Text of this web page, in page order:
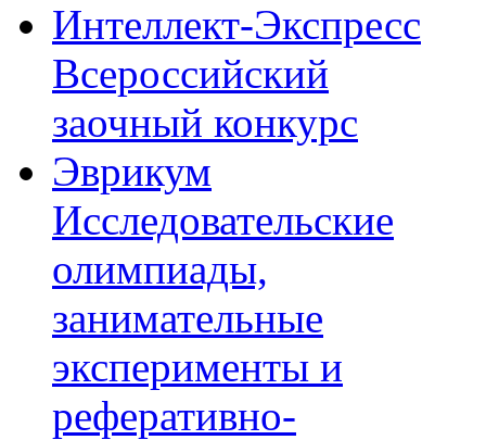
Интеллект-Экспресс
Всероссийский
заочный конкурс
Эврикум
Исследовательские
олимпиады,
занимательные
эксперименты и
реферативно-